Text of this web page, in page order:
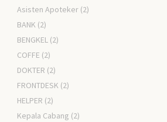
Asisten Apoteker (2)
BANK (2)
BENGKEL (2)
COFFE (2)
DOKTER (2)
FRONTDESK (2)
HELPER (2)
Kepala Cabang (2)